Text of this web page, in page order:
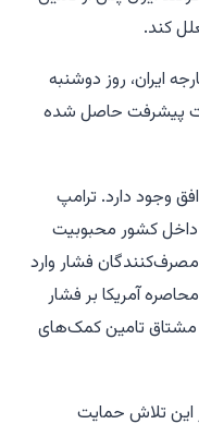
کند.
ایران، روز دوشنبه
پیشرفت حاصل شده
وجود دارد. ترامپ
کشور محبوبیت
مصرف‌کنندگان فشار وارد
آمریکا بر فشار
مشتاق تامین کمک‌های
این تلاش حمایت